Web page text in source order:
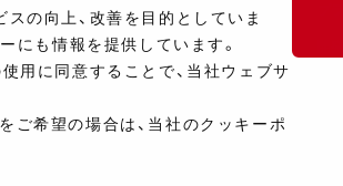
ポイントについて
ショップ情報
製品マニュアル検索
の向上、改善を目的としていま
にも情報を提供しています。
用に同意することで、当社ウェブサ
ご希望の場合は、当社のクッキーポ